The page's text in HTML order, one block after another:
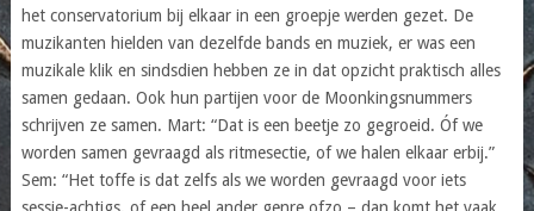
het conservatorium bij elkaar in een groepje werden gezet. De
muzikanten hielden van dezelfde bands en muziek, er was een
muzikale klik en sindsdien hebben ze in dat opzicht praktisch alles
samen gedaan. Ook hun partijen voor de Moonkingsnummers
schrijven ze samen. Mart: “Dat is een beetje zo gegroeid. Óf we
worden samen gevraagd als ritmesectie, of we halen elkaar erbij.”
Sem: “Het toffe is dat zelfs als we worden gevraagd voor iets
sessie-achtigs, of een heel ander genre ofzo – dan komt het vaak